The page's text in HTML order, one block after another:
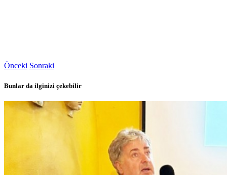
Önceki Sonraki
Bunlar da ilginizi çekebilir